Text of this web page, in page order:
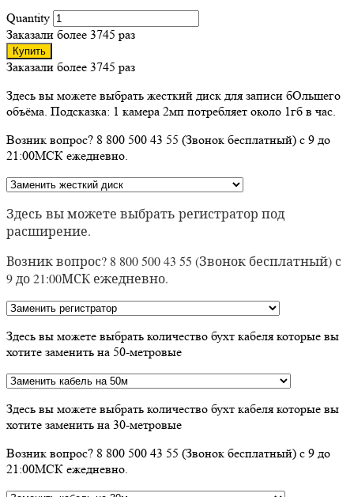
Quantity
Заказали более 3745 раз
Купить
Заказали более 3745 раз
Здесь вы можете выбрать жесткий диск для записи бОльшего
объёма. Подсказка: 1 камера 2мп потребляет около 1гб в час.
Возник вопрос? 8 800 500 43 55 (Звонок бесплатный) с 9 до
21:00МСК ежедневно.
Здесь вы можете выбрать регистратор под
расширение.
Возник вопрос? 8 800 500 43 55 (Звонок бесплатный) с
9 до 21:00МСК ежедневно.
Здесь вы можете выбрать количество бухт кабеля которые вы
хотите заменить на 50-метровые
Здесь вы можете выбрать количество бухт кабеля которые вы
хотите заменить на 30-метровые
Возник вопрос? 8 800 500 43 55 (Звонок бесплатный) с 9 до
21:00МСК ежедневно.